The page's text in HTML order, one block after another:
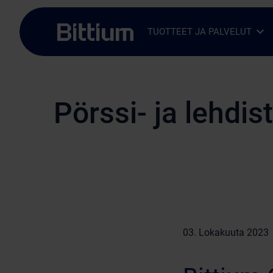
Siirry sisältöön
TUOTTEET JA PALVELUTAvaa alavalikko
Sulje alavalikko
Pörssi- ja
03. Lokakuuta 2023